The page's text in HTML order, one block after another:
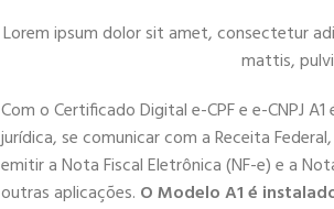
Lorem ipsum dolor sit amet, consectetur
mattis,
Com o Certificado Digital e-CPF e e-CNPJ
jurídica, se comunicar com a Receita
emitir a Nota Fiscal Eletrônica (NF-e) e a
outras aplicações. O Modelo A1 é